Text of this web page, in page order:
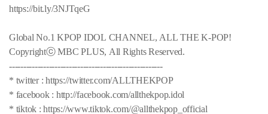
https://bit.ly/3NJTqeG
Global No.1 KPOP IDOL CHANNEL, ALL THE K-POP!
Copyrightⓒ MBC PLUS, All Rights Reserved.
------------------------------------------------------
* twitter : https://twitter.com/ALLTHEKPOP
* facebook : http://facebook.com/allthekpop.idol
* tiktok : https://www.tiktok.com/@allthekpop_official